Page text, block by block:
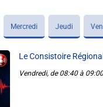
Mercredi Jeudi
Le Consistoire
Vendredi, de 08:40 à 09:00